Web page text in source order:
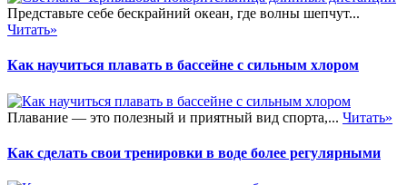
Представьте себе бескрайний океан, где волны шепчут...
Читать»
Как научиться плавать в бассейне с сильным хлором
Плавание — это полезный и приятный вид спорта,... Читать»
Как сделать свои тренировки в воде более регулярными